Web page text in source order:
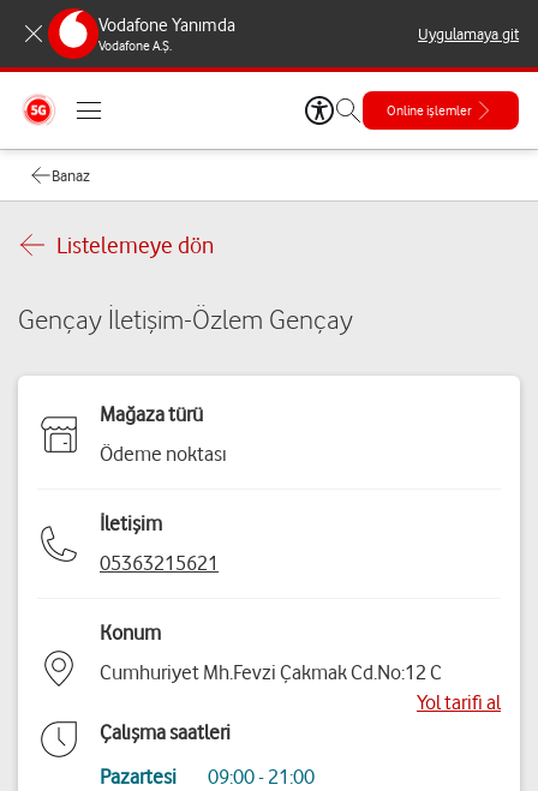
Vodafone Yanımda
Vodafone A.Ş.
Uygulamaya git
Online işlemler
Banaz
Listelemeye dön
Gençay İletişim-Özlem Gençay
Mağaza türü
Ödeme noktası
İletişim
05363215621
Konum
Cumhuriyet Mh.Fevzi Çakmak Cd.No:12 C
Yol tarifi al
Çalışma saatleri
Pazartesi
09:00 - 21:00